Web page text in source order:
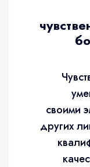
своими
других